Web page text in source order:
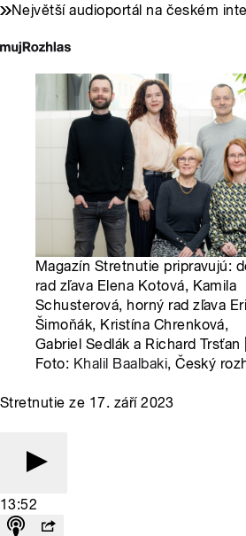
Největší audioportál na českém
Magazín Stretnutie pripravujú:
rad zľava Elena Kotová, Kamila
Schusterová, horný rad zľava
Šimoňák, Kristína Chrenková,
Gabriel Sedlák a Richard Trsťan |
Foto: Khalil Baalbaki, Český
Stretnutie ze 17. září 2023
13:52